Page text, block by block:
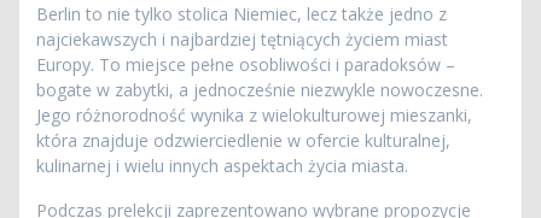
Berlin to nie tylko stolica Niemiec, lecz także jedno z
najciekawszych i najbardziej tętniących życiem miast
Europy. To miejsce pełne osobliwości i paradoksów –
bogate w zabytki, a jednocześnie niezwykle nowoczesne.
Jego różnorodność wynika z wielokulturowej mieszanki,
która znajduje odzwierciedlenie w ofercie kulturalnej,
kulinarnej i wielu innych aspektach życia miasta.
Podczas prelekcji zaprezentowano wybrane propozycje